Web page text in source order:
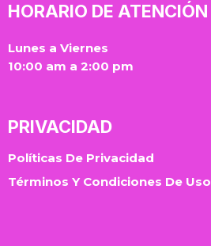
HORARIO DE ATENCIÓN
Lunes a Viernes
10:00 am a 2:00 pm
PRIVACIDAD
Políticas De Privacidad
Términos Y Condiciones De Uso